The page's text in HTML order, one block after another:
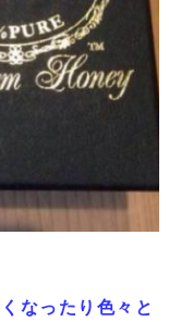
なったり色々と